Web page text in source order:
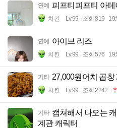
연예 피프티피프티 아테
치킨 Lv.99 조회 819
연예 아이브 리즈
치킨 Lv.99 조회 576
기타 27,000원어치 곱창
치킨 Lv.99 조회 2242
기타 캡쳐해서 나오는
계관 캐릭터